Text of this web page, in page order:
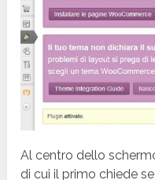
Al centro dello
di cui il primo chiede